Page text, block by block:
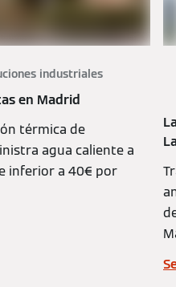
industriales
en Madrid
térmica de
agua caliente a
inferior a 40€ por